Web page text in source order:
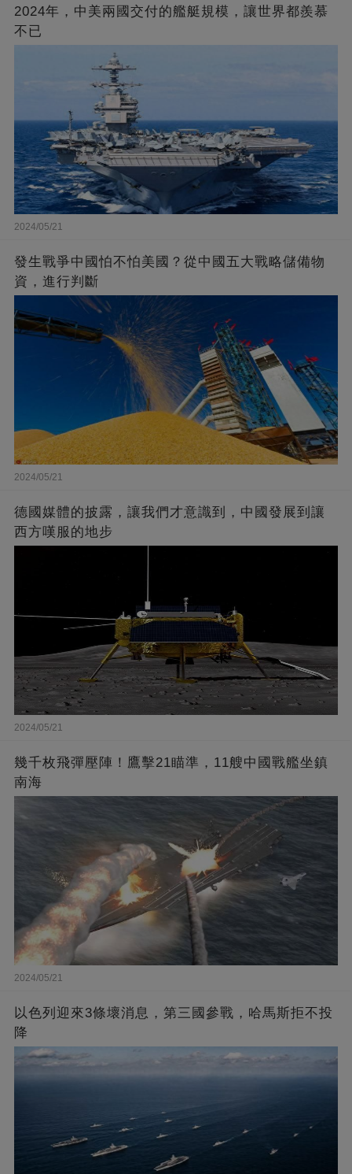
2024年，中美兩國交付的艦艇規模，讓世界都羨慕
不已
2024/05/21
發生戰爭中國怕不怕美國？從中國五大戰略儲備物
資，進行判斷
2024/05/21
德國媒體的披露，讓我們才意識到，中國發展到讓
西方嘆服的地步
2024/05/21
幾千枚飛彈壓陣！鷹擊21瞄準，11艘中國戰艦坐鎮
南海
2024/05/21
以色列迎來3條壞消息，第三國參戰，哈馬斯拒不投
降